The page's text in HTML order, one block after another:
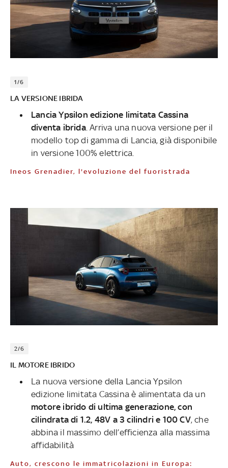
1/6
LA VERSIONE IBRIDA
Lancia Ypsilon edizione limitata Cassina
diventa ibrida. Arriva una nuova versione per il
modello top di gamma di Lancia, già disponibile
in versione 100% elettrica.
Ineos Grenadier, l'evoluzione del fuoristrada
2/6
IL MOTORE IBRIDO
La nuova versione della Lancia Ypsilon
edizione limitata Cassina è alimentata da un
motore ibrido di ultima generazione, con
cilindrata di 1.2, 48V a 3 cilindri e 100 CV, che
abbina il massimo dell’efficienza alla massima
affidabilità
Auto, crescono le immatricolazioni in Europa: